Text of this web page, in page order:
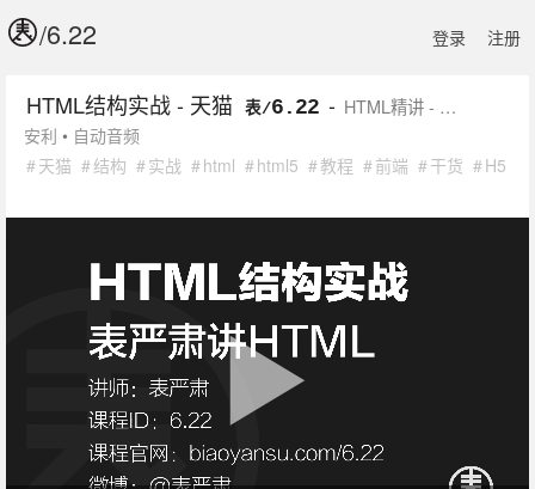
/ 登录 注册
HTML结构实战 - 天猫 表/6.22 - HTML精讲 - …
安利 • 自动音频
天猫
结构 实战 html html5 教程 前端 干货 H5